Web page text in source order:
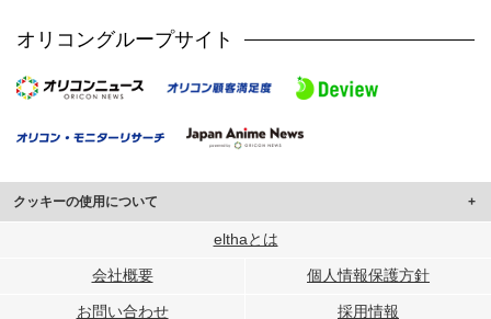
オリコングループサイト
クッキーの使用について
このサイトでは Cookie を使用して、ユーザーに合わせたコンテンツや広告の
行っています。
メディアや広告配信、データ解析の各パートナーに提供しています。
elthaとは
会社概要 個人情報保護方針
お問い合わせ 採用情報